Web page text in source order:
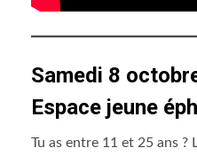
Samedi 8
Espace jeune
Tu as entre 11 et 25 ans ?